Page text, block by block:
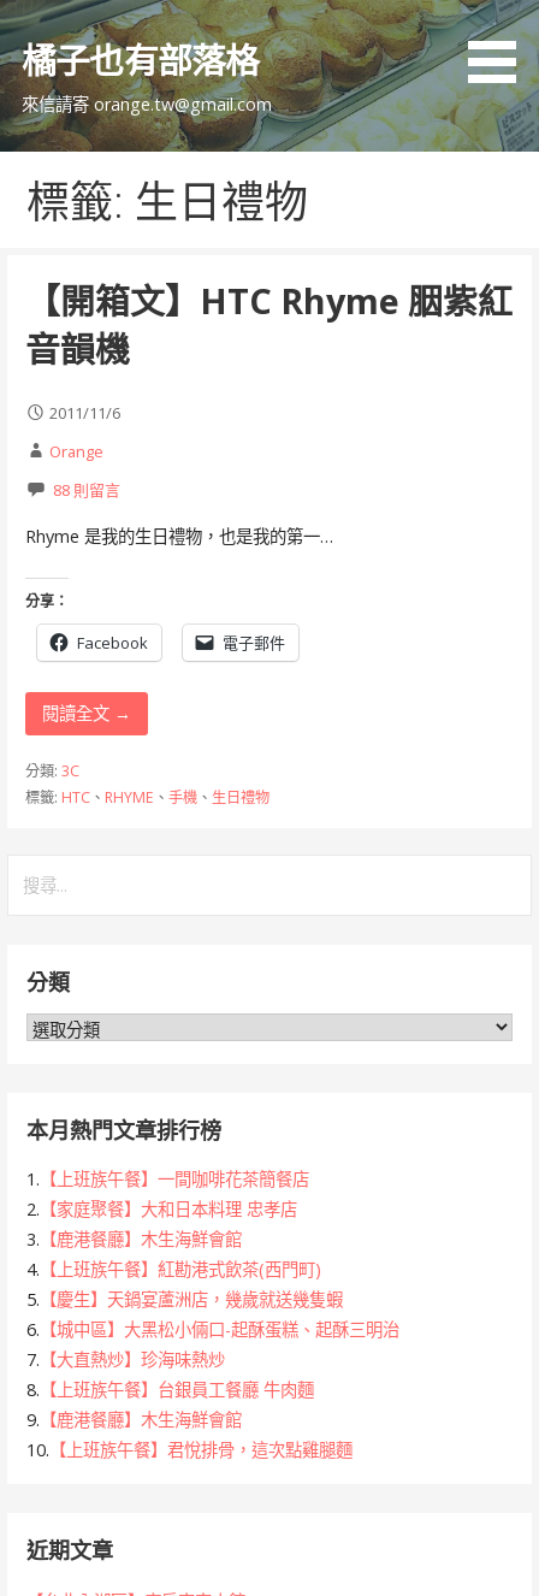
跳
主
內
橘子也有部落格
來信請寄 orange.tw@gmail.com
標籤: 生日禮物
【開箱文】HTC Rhyme 胭紫紅
音韻機
2011/11/6
Orange
88 則留言
Rhyme 是我的生日禮物，也是我的第一…
分享：
Facebook 電子郵件
閱讀全文 →
分類: 3C
標籤: HTC、 RHYME 、 手機、 生日禮物
字:分類
分
本月熱門文章排行榜
1. 【上班族午餐】一間咖啡花茶簡餐店
2. 【家庭聚餐】大和日本料理 忠孝店
3. 【鹿港餐廳】木生海鮮會館
4. 【上班族午餐】紅勘港式飲茶(西門町)
5. 【慶生】天鍋宴蘆洲店，幾歲就送幾隻蝦
6. 【城中區】大黑松小倆口-起酥蛋糕、起酥三明治
7. 【大直熱炒】珍海味熱炒
8. 【上班族午餐】台銀員工餐廳 牛肉麵
9. 【鹿港餐廳】木生海鮮會館
10. 【上班族午餐】君悅排骨，這次點雞腿麵
近期文章